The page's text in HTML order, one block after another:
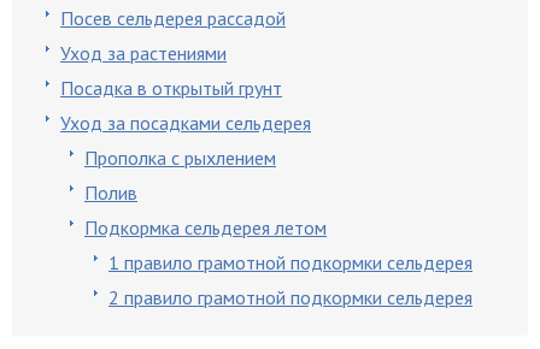
Посев сельдерея рассадой
Уход за растениями
Посадка в открытый грунт
Уход за посадками сельдерея
Прополка с рыхлением
Полив
Подкормка сельдерея летом
1 правило грамотной подкормки сельдерея
2 правило грамотной подкормки сельдерея